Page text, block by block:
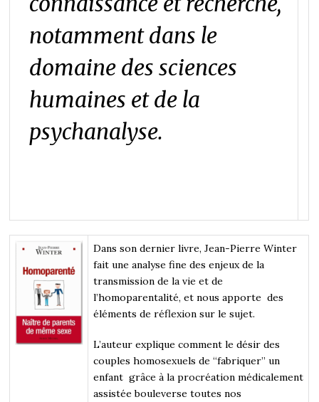
notamment dans le
domaine des sciences
humaines et de la
psychanalyse.
Dans son dernier livre, Jean-Pierre Winter
fait une analyse fine des enjeux de la
transmission de la vie et de
l’homoparentalité, et nous apporte des
éléments de réflexion sur le sujet.
L’auteur explique comment le désir des
couples homosexuels de “fabriquer” un
enfant grâce à la procréation médicalement
assistée bouleverse toutes nos